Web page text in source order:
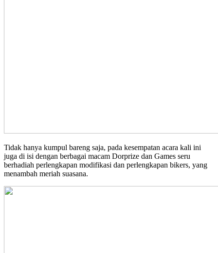
Tidak hanya kumpul bareng saja, pada kesempatan acara kali ini
juga di isi dengan berbagai macam Dorprize dan Games seru
berhadiah perlengkapan modifikasi dan perlengkapan bikers, yang
menambah meriah suasana.